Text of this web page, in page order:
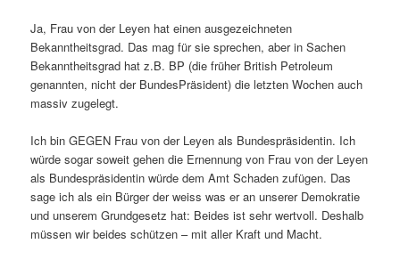
Ja, Frau von der Leyen hat einen ausgezeichneten
Bekanntheitsgrad. Das mag für sie sprechen, aber in Sachen
Bekanntheitsgrad hat z.B. BP (die früher British Petroleum
genannten, nicht der BundesPräsident) die letzten Wochen auch
massiv zugelegt.
Ich bin GEGEN Frau von der Leyen als Bundespräsidentin. Ich
würde sogar soweit gehen die Ernennung von Frau von der Leyen
als Bundespräsidentin würde dem Amt Schaden zufügen. Das
sage ich als ein Bürger der weiss was er an unserer Demokratie
und unserem Grundgesetz hat: Beides ist sehr wertvoll. Deshalb
müssen wir beides schützen – mit aller Kraft und Macht.